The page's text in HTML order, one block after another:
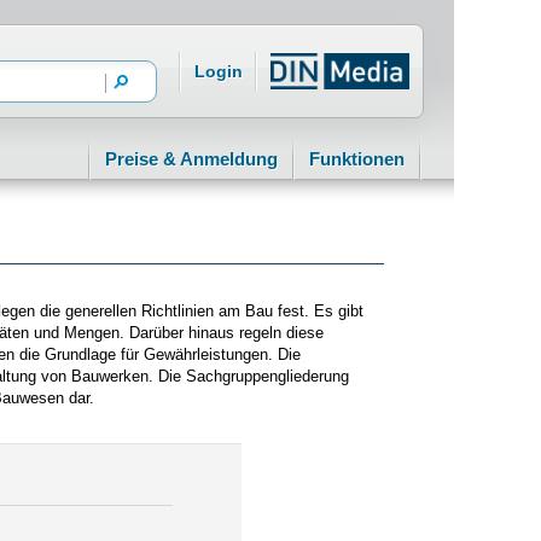
Login
Preise & Anmeldung Funktionen
die generellen Richtlinien am Bau fest. Es gibt
und Mengen. Darüber hinaus regeln diese
die Grundlage für Gewährleistungen. Die
von Bauwerken. Die Sachgruppengliederung
dar.